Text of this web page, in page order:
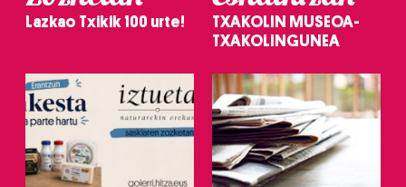
Lazkao Txikik 100 urte!
TXAKOLIN MUSEOA-
TXAKOLINGUNEA